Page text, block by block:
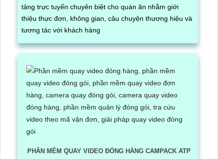
tảng trực tuyến chuyên biệt cho quán ăn nhằm giới
thiệu thực đơn, không gian, câu chuyện thương hiệu và
tương tác với khách hàng
PHẦN MỀM QUAY VIDEO ĐÓNG HÀNG CAMPACK ATP